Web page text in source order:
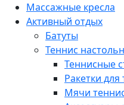
Массажные кресла
Активный отдых
Батуты
Теннис
Теннисные
Ракетки для
Мячи